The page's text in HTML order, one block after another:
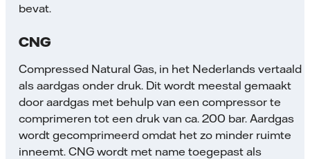
bevat.
CNG
Compressed Natural Gas, in het Nederlands vertaald
als aardgas onder druk. Dit wordt meestal gemaakt
door aardgas met behulp van een compressor te
comprimeren tot een druk van ca. 200 bar. Aardgas
wordt gecomprimeerd omdat het zo minder ruimte
inneemt. CNG wordt met name toegepast als